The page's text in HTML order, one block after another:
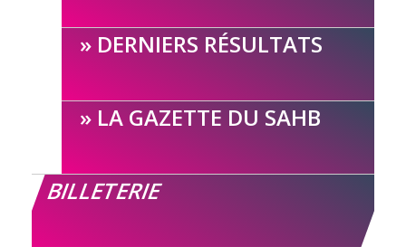
DERNIERS RÉSULTATS
LA GAZETTE DU SAHB
BILLETERIE